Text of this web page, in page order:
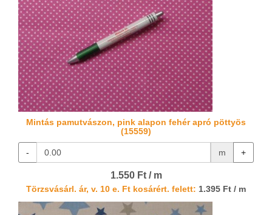
Mintás pamutvászon, pink alapon fehér apró pöttyös
(15559)
- m +
1.550 Ft / m
Törzsvásárl. ár, v. 10 e. Ft kosárért. felett: 1.395 Ft / m